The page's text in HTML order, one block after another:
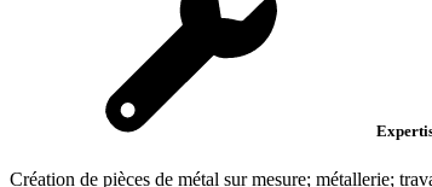
Création de pièces de métal sur mesure; métallerie;